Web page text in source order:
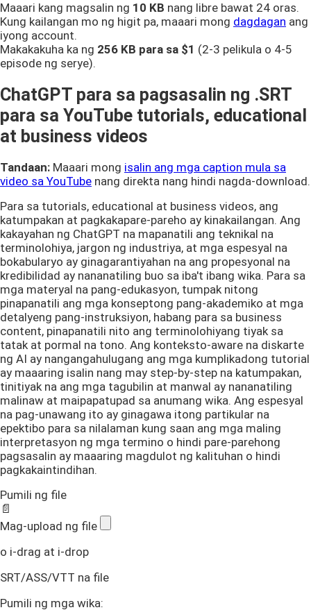
Maaari kang magsalin ng 10 KB nang libre bawat 24 oras.
Kung kailangan mo ng higit pa, maaari mong dagdagan ang
iyong account.
Makakakuha ka ng 256 KB para sa $1 (2-3 pelikula o 4-5
episode ng serye).
ChatGPT para sa pagsasalin ng .SRT
para sa YouTube tutorials, educational
at business videos
Tandaan: Maaari mong isalin ang mga caption mula sa
video sa YouTube nang direkta nang hindi nagda-download.
Para sa tutorials, educational at business videos, ang
katumpakan at pagkakapare-pareho ay kinakailangan. Ang
kakayahan ng ChatGPT na mapanatili ang teknikal na
terminolohiya, jargon ng industriya, at mga espesyal na
bokabularyo ay ginagarantiyahan na ang propesyonal na
kredibilidad ay nananatiling buo sa iba't ibang wika. Para sa
mga materyal na pang-edukasyon, tumpak nitong
pinapanatili ang mga konseptong pang-akademiko at mga
detalyeng pang-instruksiyon, habang para sa business
content, pinapanatili nito ang terminolohiyang tiyak sa
tatak at pormal na tono. Ang konteksto-aware na diskarte
ng AI ay nangangahulugang ang mga kumplikadong tutorial
ay maaaring isalin nang may step-by-step na katumpakan,
tinitiyak na ang mga tagubilin at manwal ay nananatiling
malinaw at maipapatupad sa anumang wika. Ang espesyal
na pag-unawang ito ay ginagawa itong partikular na
epektibo para sa nilalaman kung saan ang mga maling
interpretasyon ng mga termino o hindi pare-parehong
pagsasalin ay maaaring magdulot ng kalituhan o hindi
pagkakaintindihan.
Pumili ng file
📄
Mag-upload ng file
o i-drag at i-drop
SRT/ASS/VTT na file
Pumili ng mga wika: